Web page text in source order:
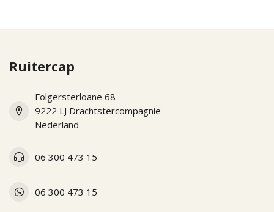
Ruitercap
Folgersterloane 68
9222 LJ Drachtstercompagnie
Nederland
06 300 473 15
06 300 473 15